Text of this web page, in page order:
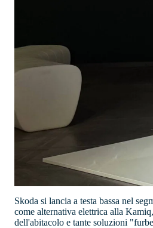
Skoda si lancia a testa bassa nel
come alternativa elettrica alla
dell'abitacolo e tante soluzioni